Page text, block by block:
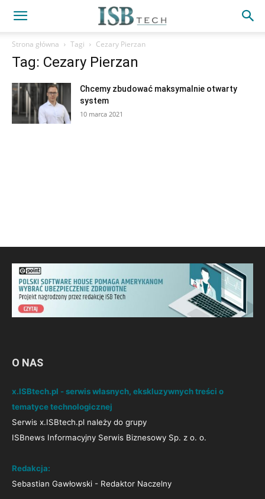
Strona główna Tagi Cezary Pierzan
Tag: Cezary Pierzan
Chcemy zbudować maksymalnie otwarty
system
10 marca 2021
O NAS
x.ISBtech.pl - serwis własnych, ekskluzywnych treści o
tematyce technologicznej
Serwis x.ISBtech.pl należy do grupy
ISBnews Informacyjny Serwis Biznesowy Sp. z o. o.
Redakcja:
Sebastian Gawłowski - Redaktor Naczelny